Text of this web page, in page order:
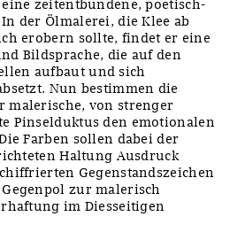
zeitentbundene, poetisch-
der Ölmalerei, die Klee ab
erobern sollte, findet er eine
Bildsprache, die auf den
aufbaut und sich
Nun bestimmen die
malerische, von strenger
Pinselduktus den emotionalen
Farben sollen dabei der
Haltung Ausdruck
Gegenstandszeichen
zur malerisch
im Diesseitigen